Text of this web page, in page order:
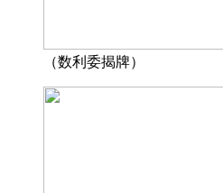
（数利委揭牌）